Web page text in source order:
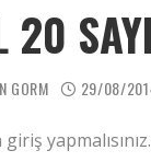
33 SAYI 2 2026
20
GORM 29/08/